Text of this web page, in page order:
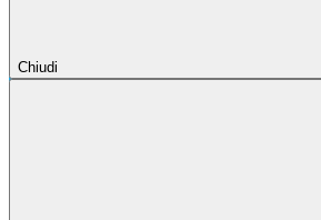
Chiudi